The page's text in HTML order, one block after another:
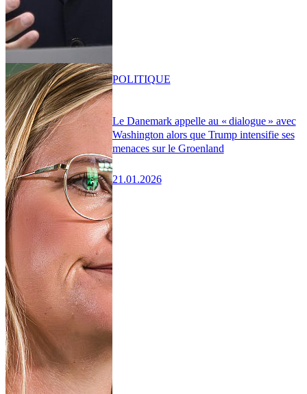
Le Danemark appelle au « dialogue » avec
Washington alors que Trump intensifie ses
menaces sur le Groenland
21.01.2026
POLITIQUE